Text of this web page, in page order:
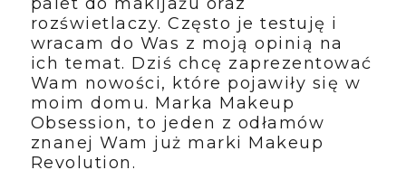
rozświetlaczy. Często je testuję i
wracam do Was z moją opinią na
ich temat. Dziś chcę zaprezentować
Wam nowości, które pojawiły się w
moim domu. Marka Makeup
Obsession, to jeden z odłamów
znanej Wam już marki Makeup
Revolution.